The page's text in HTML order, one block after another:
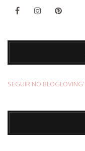
SEGUIR NO BLOGLOVING’